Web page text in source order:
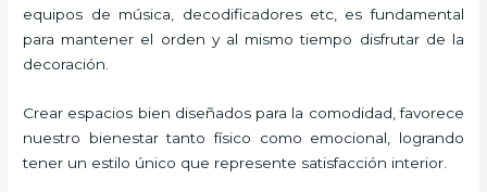
equipos de música, decodificadores etc, es fundamental
para mantener el orden y al mismo tiempo disfrutar de la
decoración.
Crear espacios bien diseñados para la comodidad, favorece
nuestro bienestar tanto físico como emocional, logrando
tener un estilo único que represente satisfacción interior.